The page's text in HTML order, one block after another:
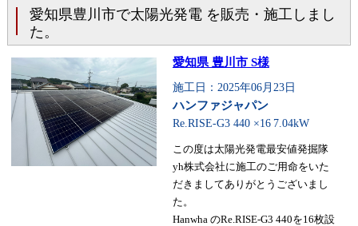
愛知県豊川市で太陽光発電 を販売・施工しまし
た。
愛知県 豊川市 S様
施工日：2025年06月23日
ハンファジャパン
Re.RISE-G3 440 ×16 7.04kW
この度は太陽光発電最安値発掘隊
yh株式会社に施工のご用命をいた
だきましてありがとうございまし
た。
Hanwha のRe.RISE-G3 440を16枚設